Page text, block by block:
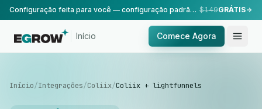
Configuração feita para você — configuração padrão, realizada pela nossa equipe. $149GRÁTIS
Início Comece Agora
Início/Integrações/Coliix/Coliix + lightfunnels